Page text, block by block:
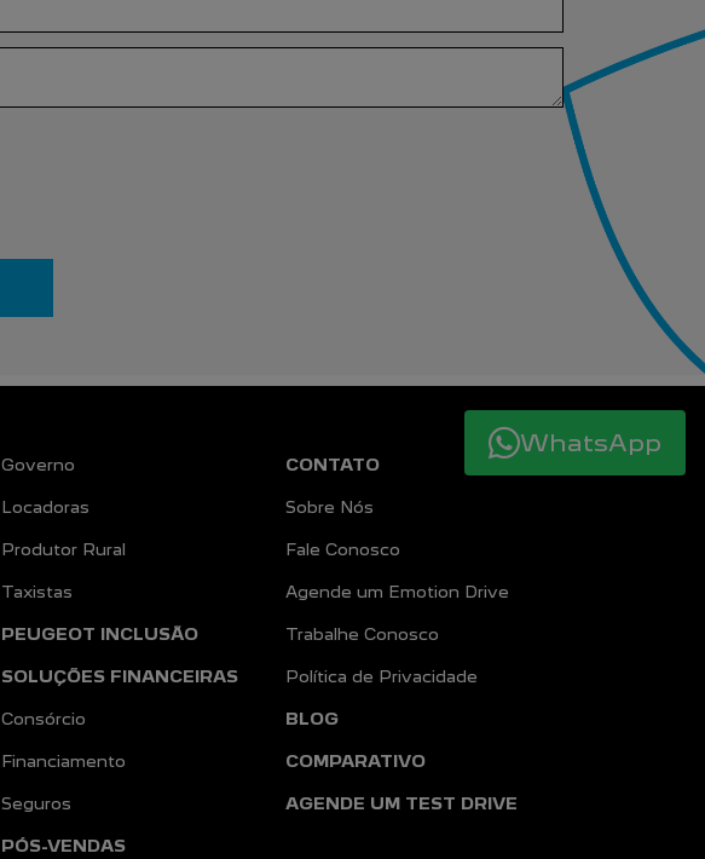
Governo
Locadoras
Produtor Rural
Taxistas
PEUGEOT INCLUSÃO
SOLUÇÕES FINANCEIRAS
Consórcio
Financiamento
Seguros
PÓS-VENDAS
CONTATO
Sobre Nós
Fale Conosco
Agende um Emotion Drive
Trabalhe Conosco
Política de Privacidade
BLOG
COMPARATIVO
AGENDE UM TEST DRIVE
WhatsApp